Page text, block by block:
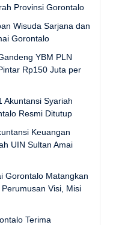
Provinsi Gorontalo
Wisuda Sarjana dan
Gorontalo
YBM PLN
Rp150 Juta per
Akuntansi Syariah
Resmi Ditutup
Keuangan
UIN Sultan Amai
Gorontalo Matangkan
Visi, Misi
Terima